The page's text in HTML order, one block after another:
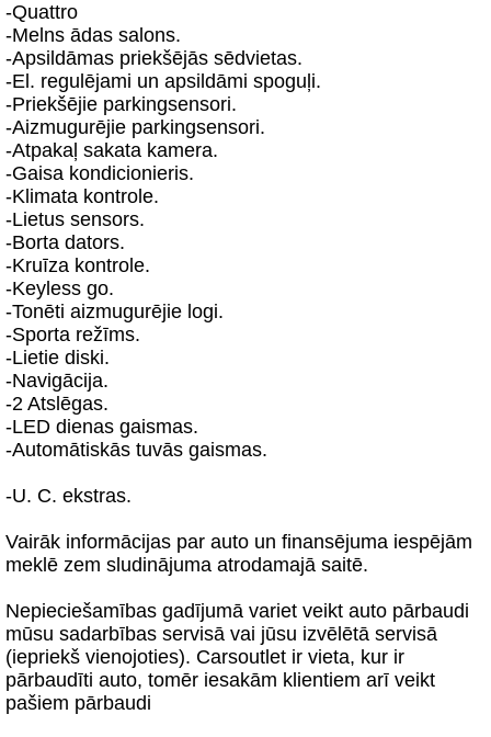
-Quattro
-Melns ādas salons.
-Apsildāmas priekšējās sēdvietas.
-El. regulējami un apsildāmi spoguļi.
-Priekšējie parkingsensori.
-Aizmugurējie parkingsensori.
-Atpakaļ sakata kamera.
-Gaisa kondicionieris.
-Klimata kontrole.
-Lietus sensors.
-Borta dators.
-Kruīza kontrole.
-Keyless go.
-Tonēti aizmugurējie logi.
-Sporta režīms.
-Lietie diski.
-Navigācija.
-2 Atslēgas.
-LED dienas gaismas.
-Automātiskās tuvās gaismas.
-U. C. ekstras.
Vairāk informācijas par auto un finansējuma iespējām
meklē zem sludinājuma atrodamajā saitē.
Nepieciešamības gadījumā variet veikt auto pārbaudi
mūsu sadarbības servisā vai jūsu izvēlētā servisā
(iepriekš vienojoties). Carsoutlet ir vieta, kur ir
pārbaudīti auto, tomēr iesakām klientiem arī veikt
pašiem pārbaudi